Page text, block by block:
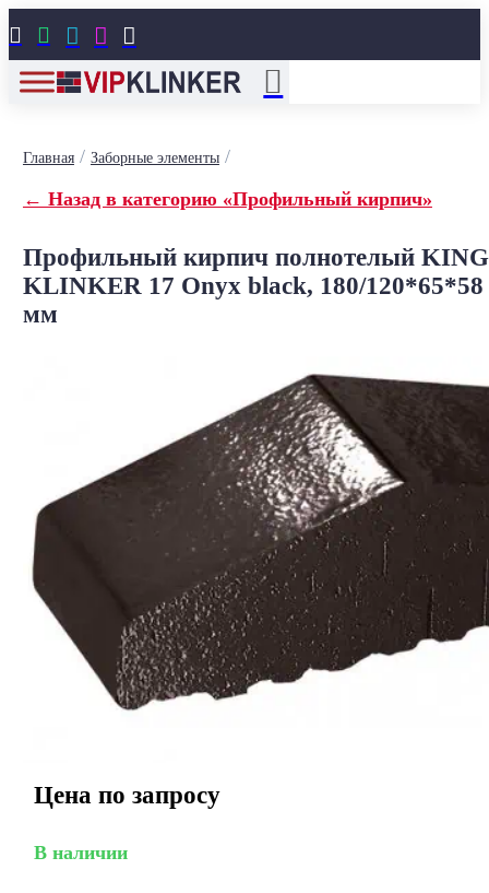
    
Главная/ Заборные элементы/
← Назад в категорию «Профильный кирпич»
Профильный кирпич полнотелый KING
KLINKER 17 Onyx black, 180/120*65*58
мм
Цена по запросу
В наличии